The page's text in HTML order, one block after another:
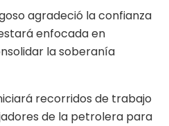
agradeció la confianza
enfocada en
la soberanía
recorridos de trabajo
de la petrolera para